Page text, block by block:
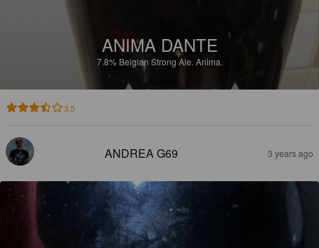
ANIMA DANTE
7.8% Belgian Strong Ale. Anima.
3.5
ANDREA G69 3 years ago